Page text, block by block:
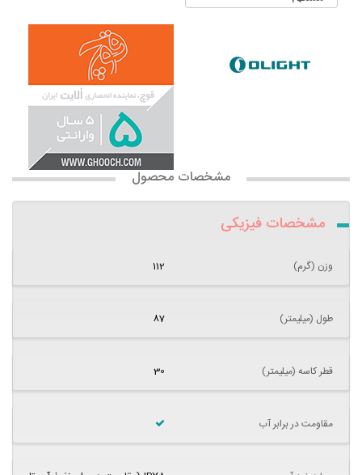
مشخصات محصول
مشخصات فیزیکی
وزن (گرم) 112
طول (میلیمتر) 87
قطر کاسه (میلیمتر) 30
مقاومت در برابر آب